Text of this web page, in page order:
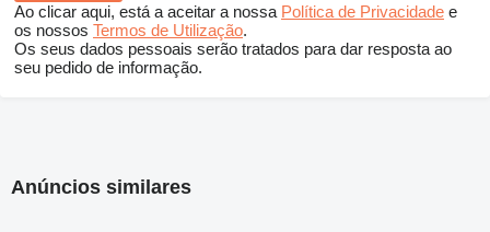
Ao clicar aqui, está a aceitar a nossa Política de Privacidade e
os nossos Termos de Utilização.
Os seus dados pessoais serão tratados para dar resposta ao
seu pedido de informação.
Anúncios similares